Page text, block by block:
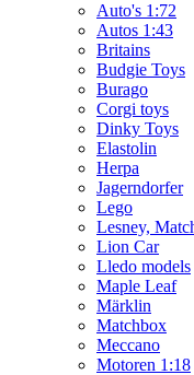
Auto's 1:72
Autos 1:43
Britains
Budgie Toys
Burago
Corgi toys
Dinky Toys
Elastolin
Herpa
Jagerndorfer
Lego
Lesney,
Lion Car
Lledo models
Maple Leaf
Märklin
Matchbox
Meccano
Motoren 1:18